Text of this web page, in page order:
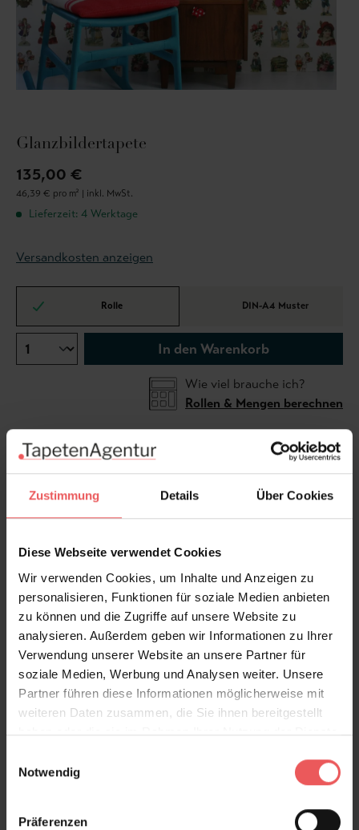
Zustimmung Details Über Cookies
Diese Webseite verwendet Cookies
Wir verwenden Cookies, um Inhalte und Anzeigen zu
personalisieren, Funktionen für soziale Medien anbieten
zu können und die Zugriffe auf unsere Website zu
analysieren. Außerdem geben wir Informationen zu Ihrer
Verwendung unserer Website an unsere Partner für
soziale Medien, Werbung und Analysen weiter. Unsere
Partner führen diese Informationen möglicherweise mit
weiteren Daten zusammen, die Sie ihnen bereitgestellt
haben oder die sie im Rahmen Ihrer Nutzung der Dienste
Notwendig
Präferenzen
Glanzbildertapete
135,00 €
46,39 € pro m² | inkl. MwSt.
Lieferzeit: 4 Werktage
Versandkosten anzeigen
Rolle DIN-A4 Muster
In den Warenkorb
Wie viel brauche ich?
Rollen & Mengen berechnen
Vintage pictures from precious scrapbooks filled with
blurred poems. Girls with bows, white doves and
Produktdetails
Versand & Zahlung
Bewertungen